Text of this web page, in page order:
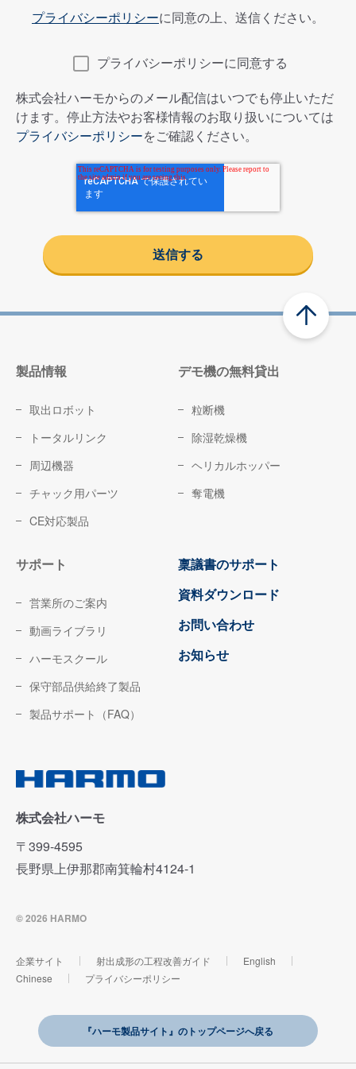
プライバシーポリシーに同意の上、送信ください。
プライバシーポリシーに同意する
株式会社ハーモからのメール配信はいつでも停止いただ
けます。停止方法やお客様情報のお取り扱いについては
プライバシーポリシーをご確認ください。
株式会社ハーモ
〒399-4595
長野県上伊那郡南箕輪村4124-1
© 2026 HARMO
製品情報
取出ロボット
トータルリンク
周辺機器
チャック用パーツ
CE対応製品
デモ機の無料貸出
粒断機
除湿乾燥機
ヘリカルホッパー
奪電機
サポート
営業所のご案内
動画ライブラリ
ハーモスクール
保守部品供給終了製品
製品サポート（FAQ）
稟議書のサポート
資料ダウンロード
お問い合わせ
お知らせ
企業サイト 射出成形の工程改善ガイド
English
Chinese
プライバシーポリシー
『ハーモ製品サイト』のトップページへ戻る